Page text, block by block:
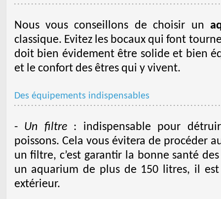
Nous vous conseillons de choisir un
classique. Evitez les bocaux qui font
doit bien évidement être solide et bien
et le confort des êtres qui y vivent.
Des équipements indispensables
- Un filtre: indispensable pour
poissons. Cela vous évitera de procéder
un filtre, c’est garantir la bonne santé
un aquarium de plus de 150 litres, il
extérieur.